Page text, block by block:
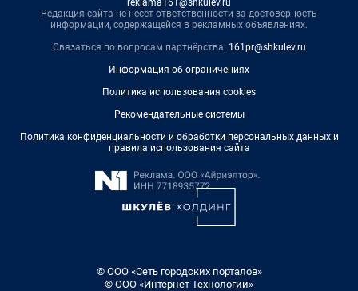
reklama161@shkulev.ru
Редакция сайта не несет ответственности за достоверность
информации, содержащейся в рекламных объявлениях.
Связаться по вопросам партнёрства: 161pr@shkulev.ru
Информация об ограничениях
Политика использования cookies
Рекомендательные системы
Политика конфиденциальности и обработки персональных данных и
правила использования сайта
© ООО «Сеть городских порталов»
© ООО «Интернет Технологии»